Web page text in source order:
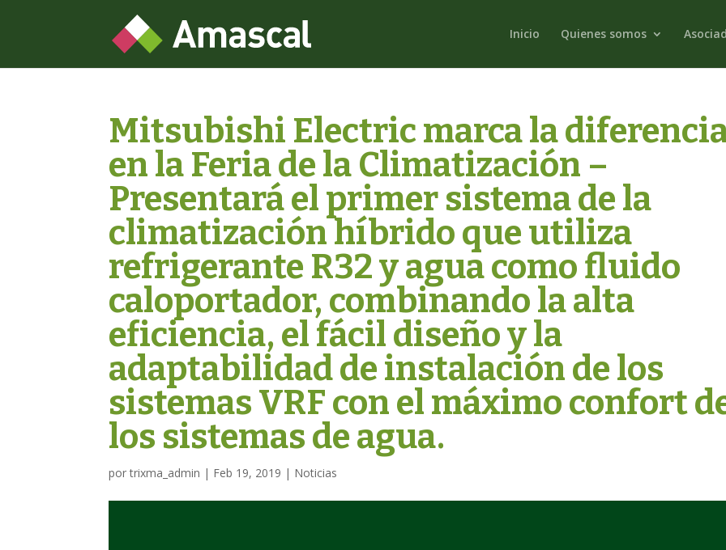
Inicio Quienes somos
Mitsubishi Electric marca la
en la Feria de la Climatización –
Presentará el primer sistema de la
climatización híbrido que utiliza
refrigerante R32 y agua como fluido
caloportador, combinando la alta
eficiencia, el fácil diseño y la
adaptabilidad de instalación de los
sistemas VRF con el máximo confort
los sistemas de agua.
portrixma_admin | Feb 19, 2019 | Noticias